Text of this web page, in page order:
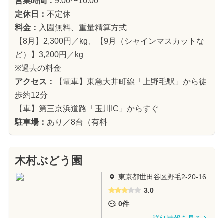
定休日： 不定休
料金： 入園無料、重量精算方式
【8月】2,300円／kg、【9月（シャインマスカットな
ど）】3,200円／kg
※過去の料金
アクセス：
【電車】東急大井町線「上野毛駅」から徒
歩約12分
【車】第三京浜道路「玉川IC」からすぐ
駐車場： あり／8台（有料
木村ぶどう園
東京都世田谷区野毛2-20-16
3.0
0件